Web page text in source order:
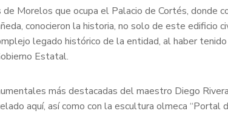
Morelos que ocupa el Palacio de Cortés, donde
conocieron la historia, no solo de este edificio
legado histórico de la entidad, al haber
Estatal.
más destacadas del maestro Diego
aquí, así como con la escultura olmeca